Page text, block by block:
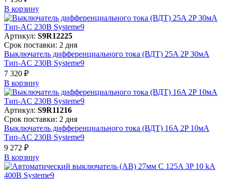
В корзинy
Артикул: S9R12225
Срок поставки: 2 дня
Выключатель дифференциального тока (ВДТ) 25A 2P 30мА
Тип-AC 230В Systeme9
7 320 ₽
В корзинy
Артикул: S9R11216
Срок поставки: 2 дня
Выключатель дифференциального тока (ВДТ) 16A 2P 10мА
Тип-AC 230В Systeme9
9 272 ₽
В корзинy